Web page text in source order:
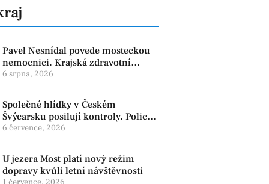
Pavel Nesnídal povede mosteckou
nemocnici. Krajská zdravotní
oznámila změnu ve vedení
6 srpna, 2026
Společné hlídky v Českém
Švýcarsku posilují kontroly. Policie
dohlíží na bezpečnost i ochranu
6 července, 2026
U jezera Most platí nový režim
dopravy kvůli letní návštěvnosti